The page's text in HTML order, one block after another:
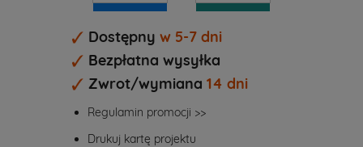
Dostępny w 5-7 dni
Bezpłatna wysyłka
Zwrot/wymiana 14 dni
Regulamin promocji >>
Drukuj kartę projektu